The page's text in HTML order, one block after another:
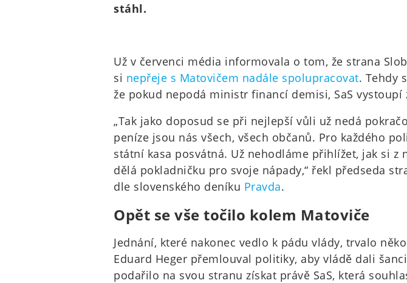
stáhl.
Už v červenci média informovala o tom, že strana
si nepřeje s Matovičem nadále spolupracovat. Tehdy
že pokud nepodá ministr financí demisi, SaS vystoupí
„Tak jako doposud se při nejlepší vůli už nedá
peníze jsou nás všech, všech občanů. Pro každého
státní kasa posvátná. Už nehodláme přihlížet, jak si z
dělá pokladničku pro svoje nápady,“ řekl předseda
dle slovenského deníku Pravda.
Opět se vše točilo kolem Matoviče
Jednání, které nakonec vedlo k pádu vlády, trvalo
Eduard Heger přemlouval politiky, aby vládě dali
podařilo na svou stranu získat právě SaS, která